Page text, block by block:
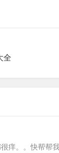
全
痒。。快帮帮